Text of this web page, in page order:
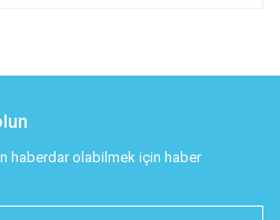
haberdar olabilmek için haber